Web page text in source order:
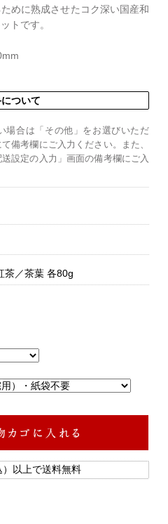
めに熟成させたコク深い国産和
トです。
ついて
場合は「その他」をお選びいただ
備考欄にご入力ください。また、
設定の入力」画面の備考欄にご入
茶／茶葉 各80g
）以上で送料無料